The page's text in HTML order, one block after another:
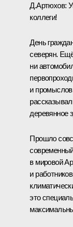
Д.Артюхов:
коллеги!
День
северян.
ни
и
деревянное
Прошло
в мировой
и
это